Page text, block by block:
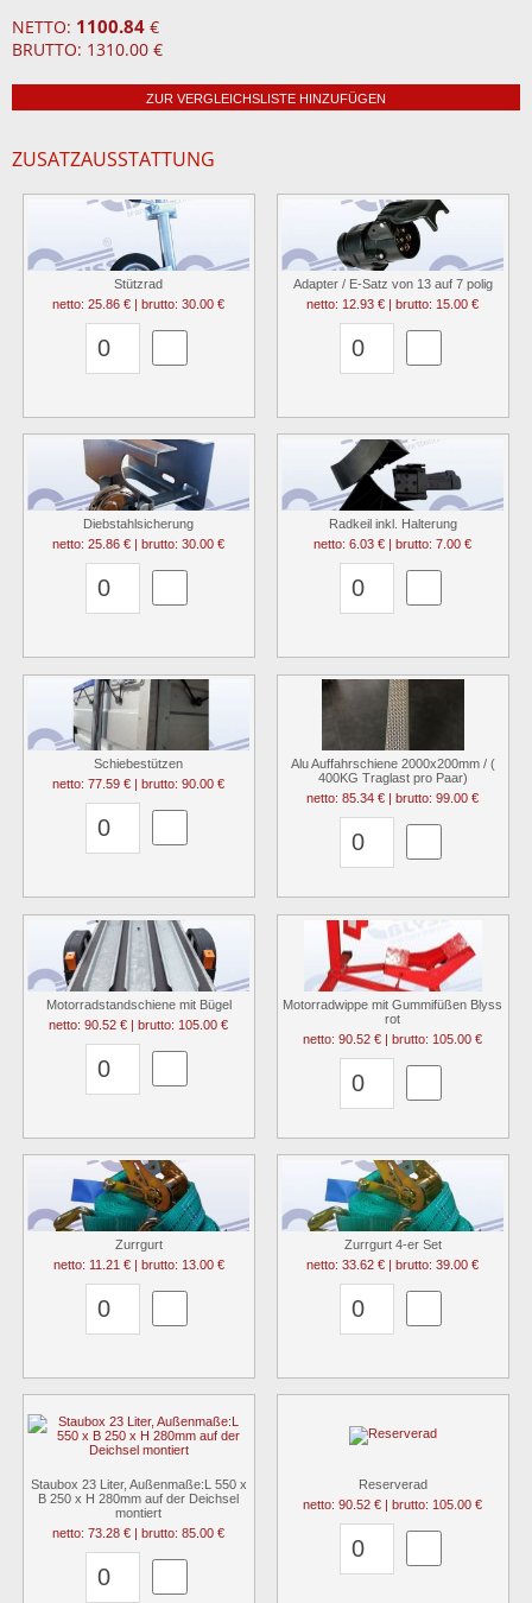
NETTO: 1100.84 €
BRUTTO: 1310.00 €
ZUR VERGLEICHSLISTE HINZUFÜGEN
ZUSATZAUSSTATTUNG
Stützrad
netto: 25.86 € | brutto: 30.00 €
Adapter / E-Satz von 13 auf 7 polig
netto: 12.93 € | brutto: 15.00 €
Diebstahlsicherung
netto: 25.86 € | brutto: 30.00 €
Radkeil inkl. Halterung
netto: 6.03 € | brutto: 7.00 €
Schiebestützen
netto: 77.59 € | brutto: 90.00 €
Alu Auffahrschiene 2000x200mm / (
400KG Traglast pro Paar)
netto: 85.34 € | brutto: 99.00 €
Motorradstandschiene mit Bügel
netto: 90.52 € | brutto: 105.00 €
Motorradwippe mit Gummifüßen Blyss
rot
netto: 90.52 € | brutto: 105.00 €
Zurrgurt
netto: 11.21 € | brutto: 13.00 €
Zurrgurt 4-er Set
netto: 33.62 € | brutto: 39.00 €
Staubox 23 Liter, Außenmaße:L 550 x
B 250 x H 280mm auf der Deichsel
montiert
netto: 73.28 € | brutto: 85.00 €
Reserverad
netto: 90.52 € | brutto: 105.00 €